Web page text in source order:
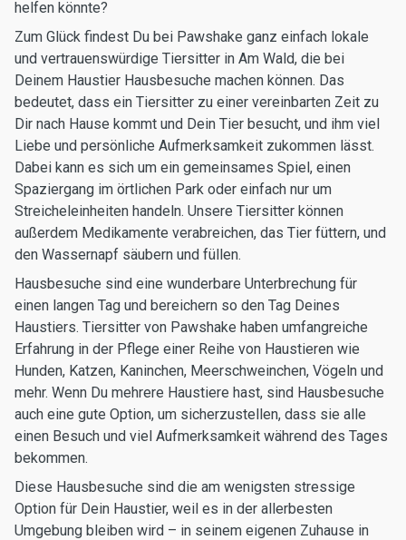
helfen könnte?
Zum Glück findest Du bei Pawshake ganz einfach lokale
und vertrauenswürdige Tiersitter in Am Wald, die bei
Deinem Haustier Hausbesuche machen können. Das
bedeutet, dass ein Tiersitter zu einer vereinbarten Zeit zu
Dir nach Hause kommt und Dein Tier besucht, und ihm viel
Liebe und persönliche Aufmerksamkeit zukommen lässt.
Dabei kann es sich um ein gemeinsames Spiel, einen
Spaziergang im örtlichen Park oder einfach nur um
Streicheleinheiten handeln. Unsere Tiersitter können
außerdem Medikamente verabreichen, das Tier füttern, und
den Wassernapf säubern und füllen.
Hausbesuche sind eine wunderbare Unterbrechung für
einen langen Tag und bereichern so den Tag Deines
Haustiers. Tiersitter von Pawshake haben umfangreiche
Erfahrung in der Pflege einer Reihe von Haustieren wie
Hunden, Katzen, Kaninchen, Meerschweinchen, Vögeln und
mehr. Wenn Du mehrere Haustiere hast, sind Hausbesuche
auch eine gute Option, um sicherzustellen, dass sie alle
einen Besuch und viel Aufmerksamkeit während des Tages
bekommen.
Diese Hausbesuche sind die am wenigsten stressige
Option für Dein Haustier, weil es in der allerbesten
Umgebung bleiben wird – in seinem eigenen Zuhause in